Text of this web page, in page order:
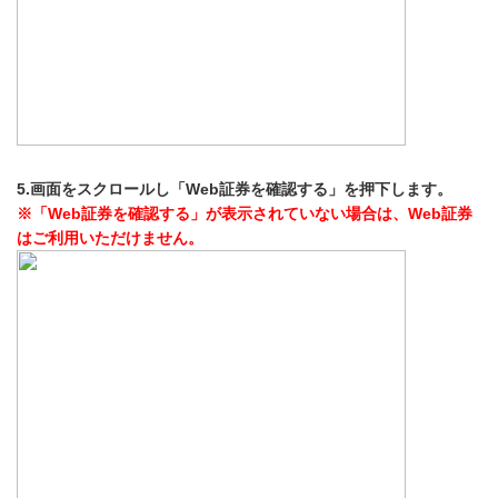
5.画面をスクロールし「Web証券を確認する」を押下します。
※「Web証券を確認する」が表示されていない場合は、Web証券
はご利用いただけません。